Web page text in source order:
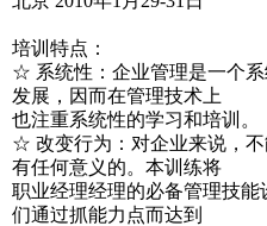
培训特点：
☆ 系统性：企业管理是一个
发展，因而在管理技术上
也注重系统性的学习和培训。
☆ 改变行为：对企业来说，
有任何意义的。本训练将
职业经理经理的必备管理技
们通过抓能力点而达到